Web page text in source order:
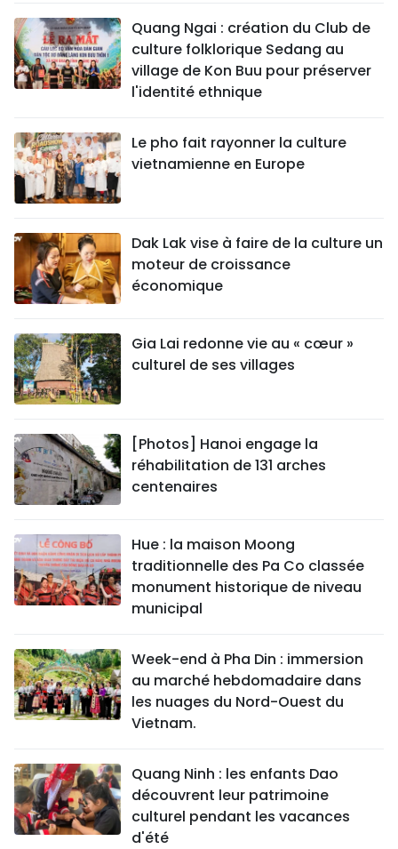
Quang Ngai : création du Club de
culture folklorique Sedang au
village de Kon Buu pour préserver
l'identité ethnique
Le pho fait rayonner la culture
vietnamienne en Europe
Dak Lak vise à faire de la culture un
moteur de croissance
économique
Gia Lai redonne vie au « cœur »
culturel de ses villages
[Photos] Hanoi engage la
réhabilitation de 131 arches
centenaires
Hue : la maison Moong
traditionnelle des Pa Co classée
monument historique de niveau
municipal
Week-end à Pha Din : immersion
au marché hebdomadaire dans
les nuages du Nord-Ouest du
Vietnam.
Quang Ninh : les enfants Dao
découvrent leur patrimoine
culturel pendant les vacances
d'été